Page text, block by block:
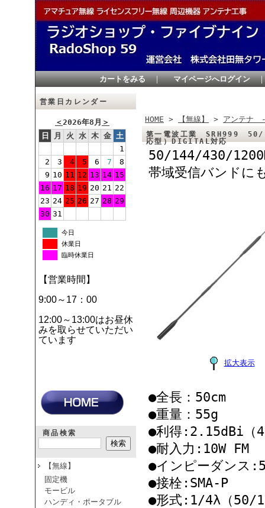
カートをみる ｜ マイページへログイン
営業日カレンダー
＜2026年8月 ＞
日
月 火 水 木 金 土
1
2
3 4 5 6 7
8
9 10 11 12 13 14 15
16 17 18 19 20 21 22
23 24 25 26 27 28 29
30 31
今日
休業日
臨時休業日
【営業時間】
9:00～17：00
12:00～13:00はお昼休
みを取らせていただい
ています
商品検索
【無線】
固定機
モービル
ハンディ・ポータブル
HOME > 【無線】 > アンテナ
第一電波工業 SRH999 50/
応型）DIGITAL対応
50/144/430/
帯域受信バンドに
拡大表示
●全長：50cm
●重量：55g
●利得:2.15dBi（
●耐入力:10W FM
●インピーダンス
●接栓:SMA-P
●形式:1/4λ（50/